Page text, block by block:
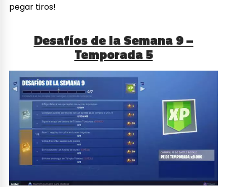
pegar tiros!
Desafíos de la Semana 9 –
Temporada 5